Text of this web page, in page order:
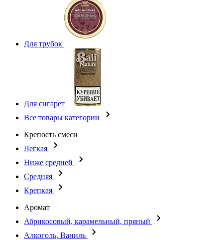
Для трубок
Для сигарет
Все товары категории
Крепость смеси
Легкая
Ниже средней
Средняя
Крепкая
Аромат
Абрикосовый, карамельный, пряный
Алкоголь, Ваниль